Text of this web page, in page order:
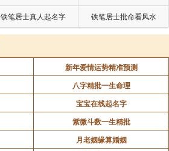
铁笔居士真人起名字 铁笔居士批命看风水
新年爱情运势精准预测
八字精批一生命理
宝宝在线起名字
紫微斗数一生精批
月老姻缘算婚姻